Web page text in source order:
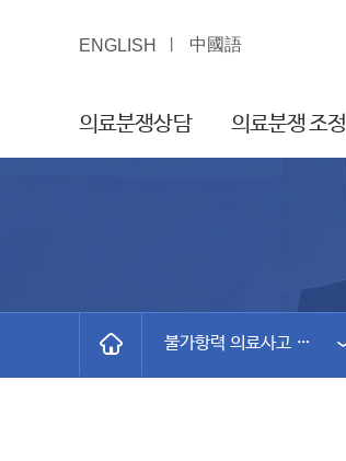
ENGLISH 中國語
의료분쟁상담 의료분쟁 조
불가항력 의료사고 보상